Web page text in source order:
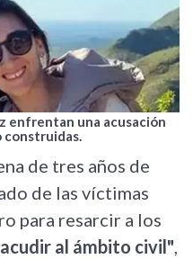
enfrentan una acusación
construidas.
de tres años de
de las víctimas
para resarcir a los
al ámbito civil",